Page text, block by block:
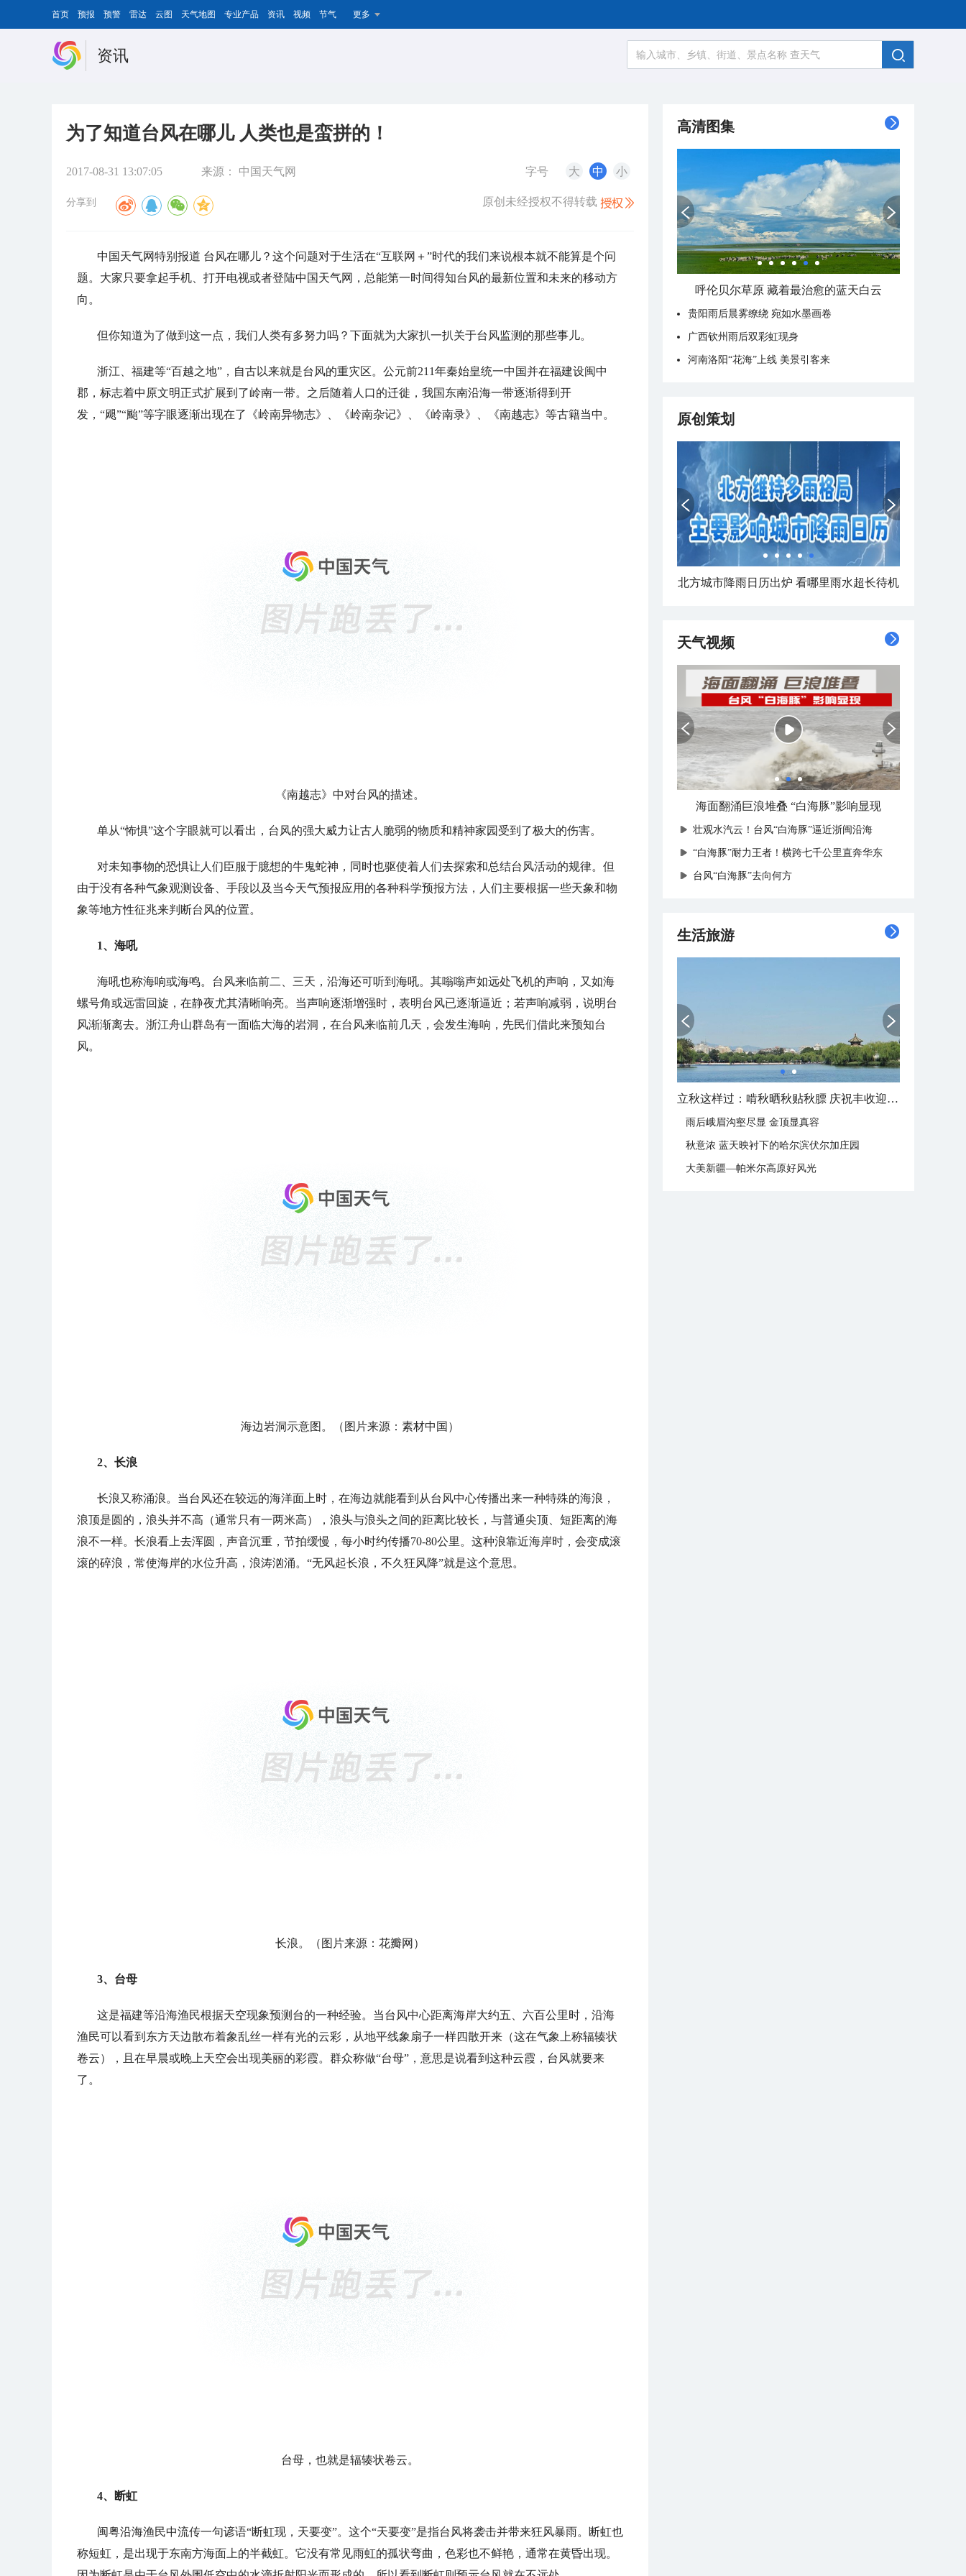
首页 预报 预警 雷达 云图 天气地图 专业产品 资讯 视频 节气 更多
资讯
为了知道台风在哪儿 人类也是蛮拼的！
2017-08-31 13:07:05 来源： 中国天气网 字号 大 中 小
分享到 原创未经授权不得转载
中国天气网特别报道 台风在哪儿？这个问题对于生活在“互联网＋”时代的我们来说根本就不能算是个问
题。大家只要拿起手机、打开电视或者登陆中国天气网，总能第一时间得知台风的最新位置和未来的移动方
向。
但你知道为了做到这一点，我们人类有多努力吗？下面就为大家扒一扒关于台风监测的那些事儿。
浙江、福建等“百越之地”，自古以来就是台风的重灾区。公元前211年秦始皇统一中国并在福建设闽中
郡，标志着中原文明正式扩展到了岭南一带。之后随着人口的迁徙，我国东南沿海一带逐渐得到开
发，“飓”“颱”等字眼逐渐出现在了《岭南异物志》、《岭南杂记》、《岭南录》、《南越志》等古籍当中。
《南越志》中对台风的描述。
单从“怖惧”这个字眼就可以看出，台风的强大威力让古人脆弱的物质和精神家园受到了极大的伤害。
对未知事物的恐惧让人们臣服于臆想的牛鬼蛇神，同时也驱使着人们去探索和总结台风活动的规律。但
由于没有各种气象观测设备、手段以及当今天气预报应用的各种科学预报方法，人们主要根据一些天象和物
象等地方性征兆来判断台风的位置。
1、海吼
海吼也称海响或海鸣。台风来临前二、三天，沿海还可听到海吼。其嗡嗡声如远处飞机的声响，又如海
螺号角或远雷回旋，在静夜尤其清晰响亮。当声响逐渐增强时，表明台风已逐渐逼近；若声响减弱，说明台
风渐渐离去。浙江舟山群岛有一面临大海的岩洞，在台风来临前几天，会发生海响，先民们借此来预知台
风。
海边岩洞示意图。（图片来源：素材中国）
2、长浪
长浪又称涌浪。当台风还在较远的海洋面上时，在海边就能看到从台风中心传播出来一种特殊的海浪，
浪顶是圆的，浪头并不高（通常只有一两米高），浪头与浪头之间的距离比较长，与普通尖顶、短距离的海
浪不一样。长浪看上去浑圆，声音沉重，节拍缓慢，每小时约传播70-80公里。这种浪靠近海岸时，会变成滚
滚的碎浪，常使海岸的水位升高，浪涛汹涌。“无风起长浪，不久狂风降”就是这个意思。
长浪。（图片来源：花瓣网）
3、台母
这是福建等沿海渔民根据天空现象预测台的一种经验。当台风中心距离海岸大约五、六百公里时，沿海
渔民可以看到东方天边散布着象乱丝一样有光的云彩，从地平线象扇子一样四散开来（这在气象上称辐辏状
卷云），且在早晨或晚上天空会出现美丽的彩霞。群众称做“台母”，意思是说看到这种云霞，台风就要来
了。
台母，也就是辐辏状卷云。
4、断虹
闽粤沿海渔民中流传一句谚语“断虹现，天要变”。这个“天要变”是指台风将袭击并带来狂风暴雨。断虹也
称短虹，是出现于东南方海面上的半截虹。它没有常见雨虹的孤状弯曲，色彩也不鲜艳，通常在黄昏出现。
高清图集
呼伦贝尔草原 藏着最治愈的蓝天白云
贵阳雨后晨雾缭绕 宛如水墨画卷
广西钦州雨后双彩虹现身
河南洛阳“花海”上线 美景引客来
原创策划
北方城市降雨日历出炉 看哪里雨水超长待机
天气视频
海面翻涌巨浪堆叠 “白海豚”影响显现
壮观水汽云！台风“白海豚”逼近浙闽沿海
“白海豚”耐力王者！横跨七千公里直奔华东
台风“白海豚”去向何方
生活旅游
立秋这样过：啃秋晒秋贴秋膘 庆祝丰收迎秋来
雨后峨眉沟壑尽显 金顶显真容
秋意浓 蓝天映衬下的哈尔滨伏尔加庄园
大美新疆—帕米尔高原好风光